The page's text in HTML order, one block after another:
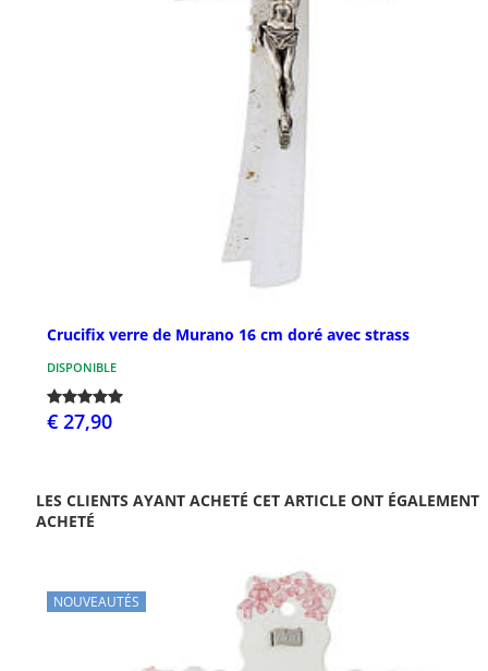
Crucifix verre de Murano 16 cm doré avec strass
DISPONIBLE
€ 27,90
LES CLIENTS AYANT ACHETÉ CET ARTICLE ONT ÉGALEMENT
ACHETÉ
NOUVEAUTÉS